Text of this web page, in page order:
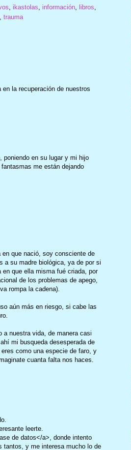
, ikastolas, información, libros,
, trauma
la recuperación de nuestros
en su lugar y mi hijo
me están dejando
que nació, soy consciente de
a su madre biológica, ya de por si
que ella misma fué criada, por
de los problemas de apego,
rompa la cadena).
aún más en riesgo, si cabe las
a nuestra vida, de manera casi
mi busqueda desesperada de
como una especie de faro, y
cuanta falta nos haces.
leerte.
de datos</a>, donde intento
tantos, y me interesa mucho lo de